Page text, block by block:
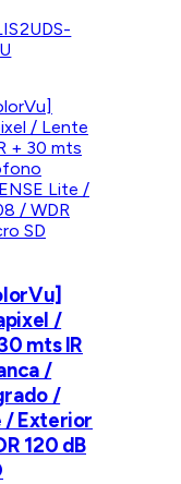
DS-
/
mts IR
/
/
/ Exterior
120 dB